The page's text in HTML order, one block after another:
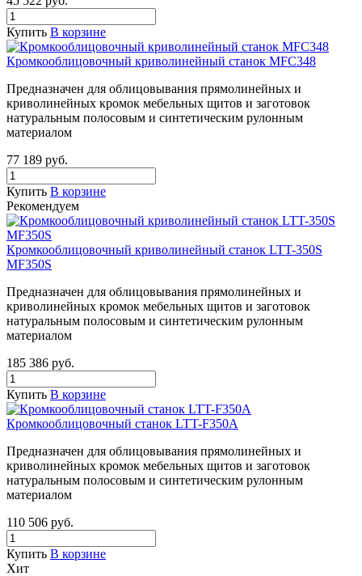
Купить В корзине
Кромкооблицовочный криволинейный станок MFC348
Предназначен для облицовывания прямолинейных и
криволинейных кромок мебельных щитов и заготовок
натуральным полосовым и синтетическим рулонным
материалом
77 189 руб.
Купить В корзине
Рекомендуем
Кромкооблицовочный криволинейный станок LTT-350S
MF350S
Предназначен для облицовывания прямолинейных и
криволинейных кромок мебельных щитов и заготовок
натуральным полосовым и синтетическим рулонным
материалом
185 386 руб.
Купить В корзине
Кромкооблицовочный станок LTT-F350A
Предназначен для облицовывания прямолинейных и
криволинейных кромок мебельных щитов и заготовок
натуральным полосовым и синтетическим рулонным
материалом
110 506 руб.
Купить В корзине
Хит